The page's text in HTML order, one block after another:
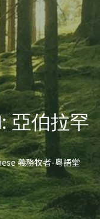
亞伯拉罕
義務牧者-粵語堂